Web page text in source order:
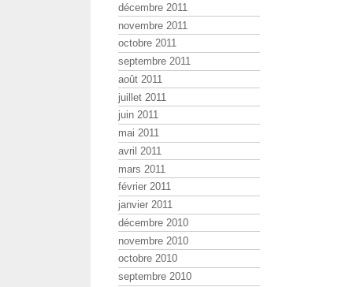
décembre 2011
novembre 2011
octobre 2011
septembre 2011
août 2011
juillet 2011
juin 2011
mai 2011
avril 2011
mars 2011
février 2011
janvier 2011
décembre 2010
novembre 2010
octobre 2010
septembre 2010